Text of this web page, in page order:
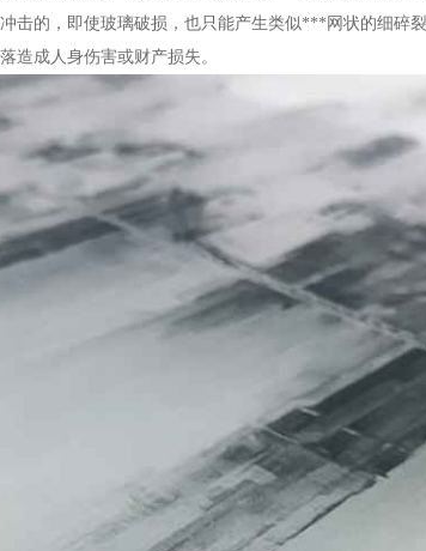
击的，即使玻璃破损，也只能产生类似***网状的细碎
造成人身伤害或财产损失。